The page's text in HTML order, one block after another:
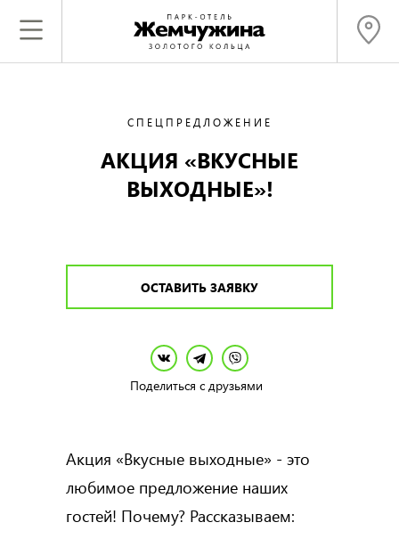
СПЕЦПРЕДЛОЖЕНИЕ
АКЦИЯ «ВКУСНЫЕ
ВЫХОДНЫЕ»!
ОСТАВИТЬ ЗАЯВКУ
Поделиться с друзьями
Акция «Вкусные выходные» - это
любимое предложение наших
гостей! Почему? Рассказываем: